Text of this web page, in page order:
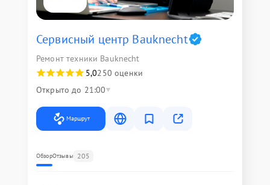
Сервисный центр Bauknecht
Ремонт техники Bauknecht
5,0250 оценки
Открыто до 21:00
Маршрут
ОбзорОтзывы 205